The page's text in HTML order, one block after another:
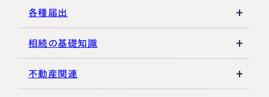
生前贈与
その他贈与関連
その他所得税
遺言書
遺留分
遺産分割
各種届出
税金の納付
死亡届・届出関連
相続の基礎知識
法定相続人・法定相続分
不動産関連